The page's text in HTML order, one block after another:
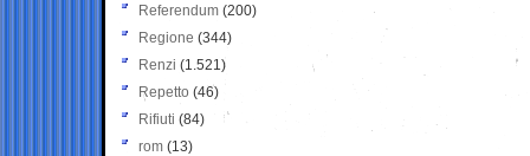
Referendum (200)
Regione (344)
Renzi (1.521)
Repetto (46)
Rifiuti (84)
rom (13)